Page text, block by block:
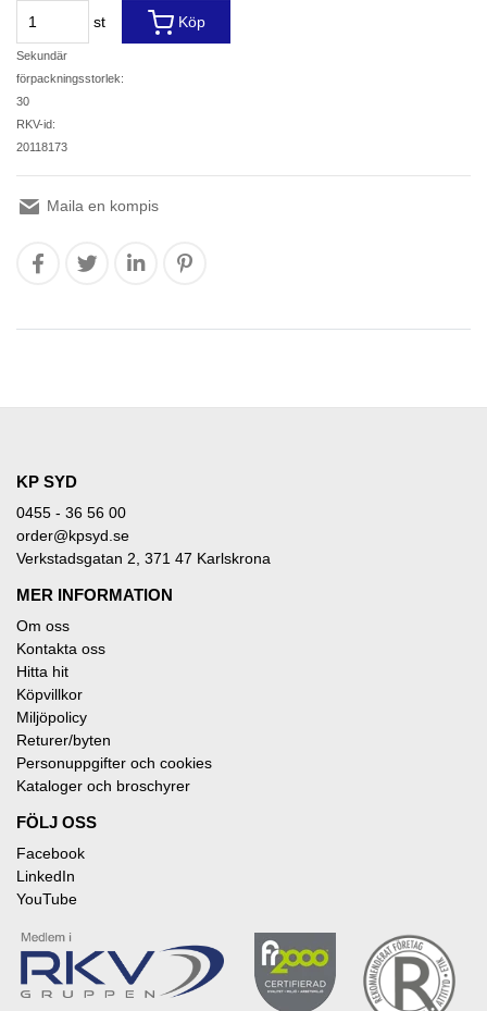
st
Sekundär
förpackningsstorlek:
30
RKV-id:
20118173
Köp
Maila en kompis
KP SYD
0455 - 36 56 00
order@kpsyd.se
Verkstadsgatan 2, 371 47 Karlskrona
MER INFORMATION
Om oss
Kontakta oss
Hitta hit
Köpvillkor
Miljöpolicy
Returer/byten
Personuppgifter och cookies
Kataloger och broschyrer
FÖLJ OSS
Facebook
LinkedIn
YouTube